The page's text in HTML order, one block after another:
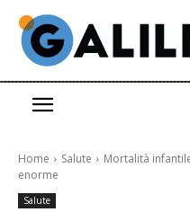
Home Salute
Mortalità
enorme
Salute